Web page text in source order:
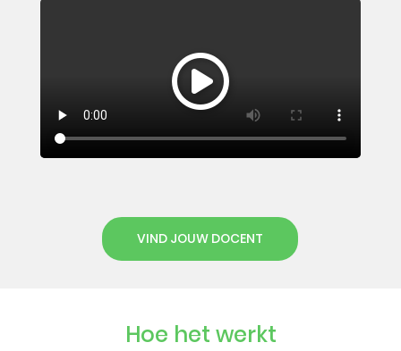
VIND JOUW DOCENT
Hoe het werkt